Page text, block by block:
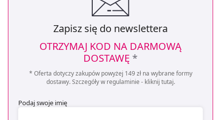
Zapisz się do newslettera
OTRZYMAJ KOD NA DARMOWĄ
DOSTAWĘ *
* Oferta dotyczy zakupów powyżej 149 zł na wybrane formy
dostawy. Szczegóły w regulaminie - kliknij tutaj.
Podaj swoje imię